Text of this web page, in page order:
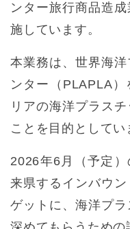
ンター旅行商品造
施しています。
本業務は、世界海
ンター（PLAPLA
リアの海洋プラス
ことを目的としてい
2026年6月（予定）
来県するインバウ
ゲットに、海洋プ